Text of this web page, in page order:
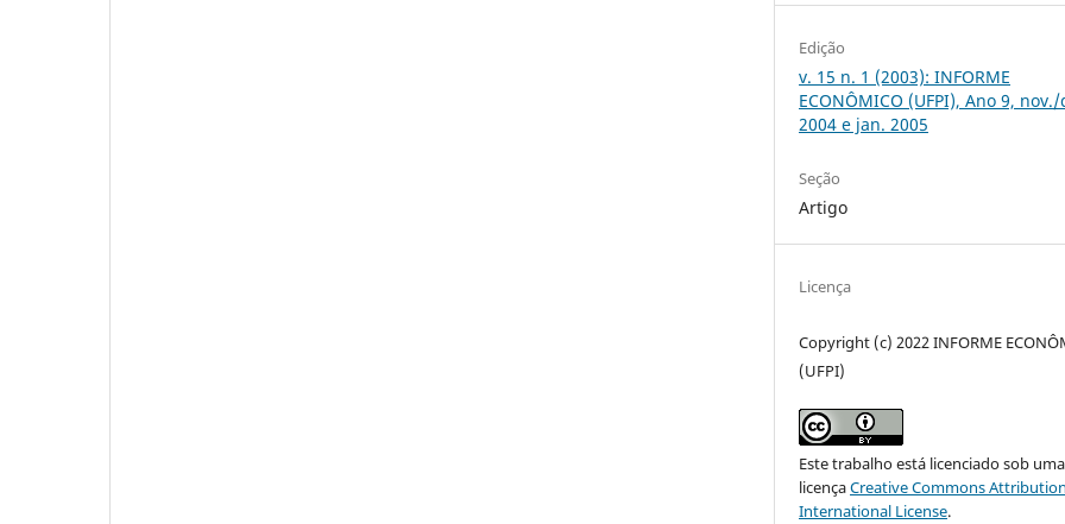
Edição
v. 15 n. 1 (2003): INFORME
ECONÔMICO (UFPI), Ano 9, nov./
2004 e jan. 2005
Seção
Artigo
Licença
Copyright (c) 2022 INFORME
(UFPI)
Este trabalho está licenciado sob uma
licençaCreative Commons
International License.